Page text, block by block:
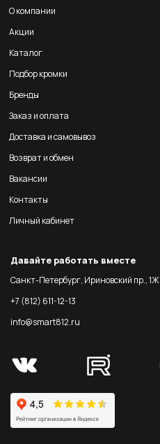
О компании
Акции
Каталог
Подбор кромки
Бренды
Заказ и оплата
Доставка и самовывоз
Возврат и обмен
Вакансии
Контакты
Личный кабинет
Давайте работать вместе
Санкт-Петербург, Ириновский пр., 1Ж
+7 (812) 611-12-13
info@smart812.ru